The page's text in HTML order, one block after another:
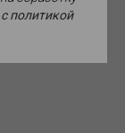
c политикой